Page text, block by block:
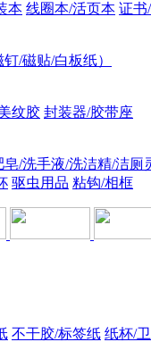
本 线圈本/活页本 证书
/磁贴/白板纸）
纹胶 封装器/胶带座
/洗手液/洗洁精/洁厕
驱虫用品 粘钩/相框
不干胶/标签纸 纸杯/